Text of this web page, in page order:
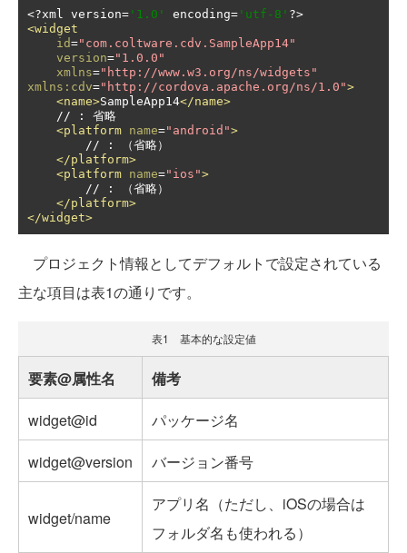
<?xml version= '1.0' encoding= 'utf-8' ?>
<widget
id="com.coltware.cdv.SampleApp14"
version="1.0.0"
xmlns="http://www.w3.org/ns/widgets"
xmlns:cdv="http://cordova.apache.org/ns/1.0">
<name>SampleApp14</name>
<platform name="android">
</platform>
<platform name="ios">
</platform>
</widget>
プロジェクト情報としてデフォルトで設定されている
主な項目は表1の通りです。
表1 基本的な設定値
要素@属性名
備考
widget@id
パッケージ名
widget@version
バージョン番号
widget/name
アプリ名（ただし、iOSの場合は
フォルダ名も使われる）